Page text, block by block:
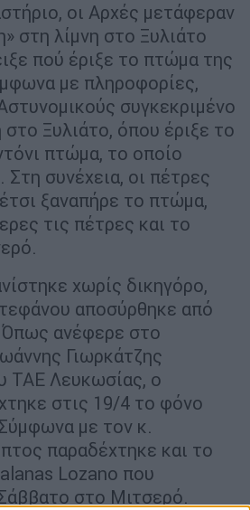
οι Αρχές μετάφεραν
στη λίμνη στο Ξυλιάτο
πού έριξε το πτώμα της
με πληροφορίες,
συγκεκριμένο
στο Ξυλιάτο, όπου έριξε το
πτώμα, το οποίο
συνέχεια, οι πέτρες
ξαναπήρε το πτώμα,
τις πέτρες και το
χωρίς δικηγόρο,
αποσύρθηκε από
Όπως ανέφερε στο
Γιωρκάτζης
ΤΑΕ Λευκωσίας, ο
στις 19/4 το φόνο
με τον κ.
παραδέχτηκε και το
Lozano που
στο Μιτσερό.